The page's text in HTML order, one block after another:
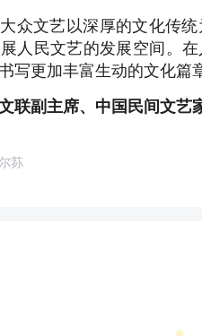
众文艺以深厚的文化传
人民文艺的发展空间。
写更加丰富生动的文化篇
联副主席、中国民间文艺
荪